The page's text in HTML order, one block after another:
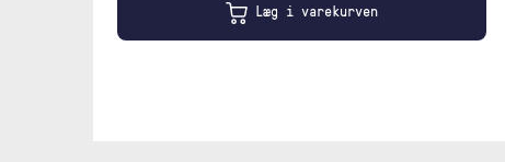
Læg i varekurven